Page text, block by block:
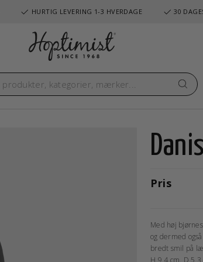
HURTIG LEVERING 1-3 HVERDAGE 30
Pris
Med høj
og dermed
bredt smil på